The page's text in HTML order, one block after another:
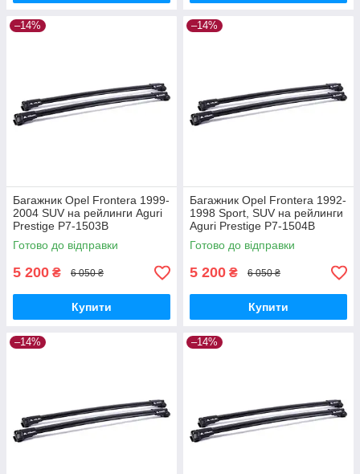
–14%
Багажник Opel Frontera 1999-
2004 SUV на рейлинги Aguri
Prestige P7-1503B
Готово до відправки
5 200 ₴ 6 050 ₴
Купити
–14%
Багажник Opel Frontera 1992-
1998 Sport, SUV на рейлинги
Aguri Prestige P7-1504B
Готово до відправки
5 200 ₴ 6 050 ₴
Купити
–14% –14%